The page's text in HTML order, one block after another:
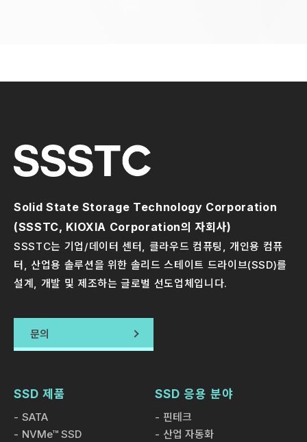
Solid State Storage Technology Corporation
(SSSTC, KIOXIA Corporation의 자회사)
SSSTC는 기업/데이터 센터, 클라우드 컴퓨팅, 개인용 컴퓨
터, 산업용 솔루션을 위한 솔리드 스테이트 드라이브(SSD)를
설계, 개발 및 제조하는 글로벌 선도업체입니다.
문의
SSD 제품
SATA
NVMe™ SSD
SSD 응용 분야
핀테크
산업 자동화